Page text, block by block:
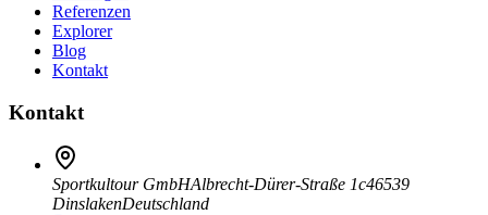
Referenzen
Explorer
Blog
Kontakt
Kontakt
Sportkultour GmbHAlbrecht-Dürer-Straße 1c46539
DinslakenDeutschland